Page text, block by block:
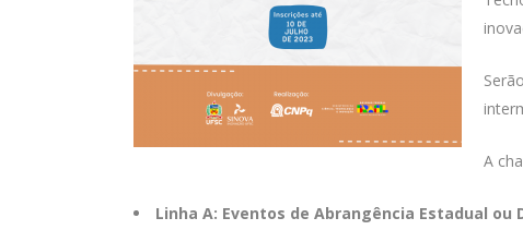
A
Linha A: Eventos de Abrangência Estadual ou